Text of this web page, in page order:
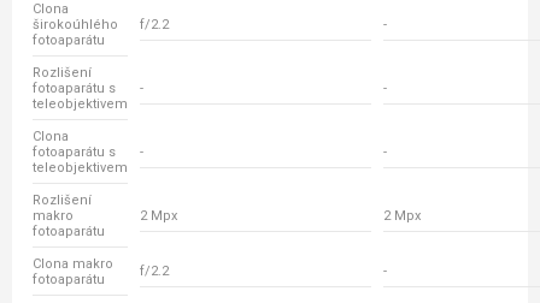
Clona
širokoúhlého
fotoaparátu
f/2.2 -
Rozlišení
fotoaparátu s
teleobjektivem
- -
Clona
fotoaparátu s
teleobjektivem
- -
Rozlišení
makro
fotoaparátu
2 Mpx 2 Mpx
Clona makro
fotoaparátu
f/2.2 -